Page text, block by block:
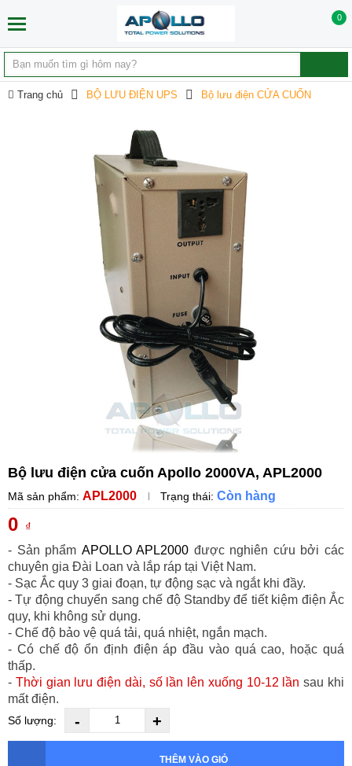
0
Trang chủ BỘ LƯU ĐIỆN UPS Bộ lưu điện CỬA CUỐN
Bộ lưu điện cửa cuốn Apollo 2000VA, APL2000
Mã sản phẩm: APL2000 Trạng thái: Còn hàng
0 ₫
- Sản phẩm APOLLO APL2000 được nghiên cứu bởi các
chuyên gia Đài Loan và lắp ráp tại Việt Nam.
- Sạc Ắc quy 3 giai đoạn, tự động sạc và ngắt khi đầy.
- Tự động chuyển sang chế độ Standby để tiết kiệm điện Ắc
quy, khi không sử dụng.
- Chế độ bảo vệ quá tải, quá nhiệt, ngắn mạch.
- Có chế độ ổn định điện áp đầu vào quá cao, hoặc quá
thấp.
- Thời gian lưu điện dài, số lần lên xuống 10-12 lần sau khi
mất điện.
Số lượng: - +
THÊM VÀO GIỎ